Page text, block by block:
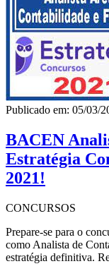
Publicado em: 05/03/
BACEN
Estratégia
2021!
CONCURSOS
Prepare-se para o
como Analista de
estratégia definitiva.